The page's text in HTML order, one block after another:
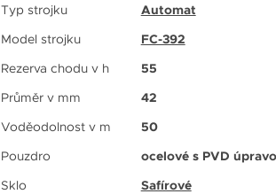
Typ strojku
Automat
Model strojku
FC-392
Rezerva chodu v h
55
Průměr v mm
42
Voděodolnost v m
50
Pouzdro
ocelové s PVD
Sklo
Safírové